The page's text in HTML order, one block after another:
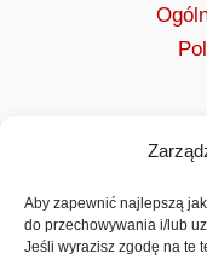
Aby zapewnić najlepszą
do przechowywania i/lub
Jeśli wyrazisz zgodę na te